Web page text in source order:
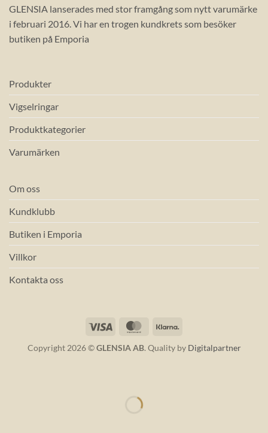
GLENSIA lanserades med stor framgång som nytt varumärke
i februari 2016. Vi har en trogen kundkrets som besöker
butiken på Emporia
Produkter
Vigselringar
Produktkategorier
Varumärken
Om oss
Kundklubb
Butiken i Emporia
Villkor
Kontakta oss
Visa MasterCard
Copyright 2026 ©GLENSIA AB. Quality by Digitalpartner